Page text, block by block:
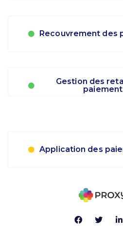
Recouvrement des
Gestion des
paiement
Application des